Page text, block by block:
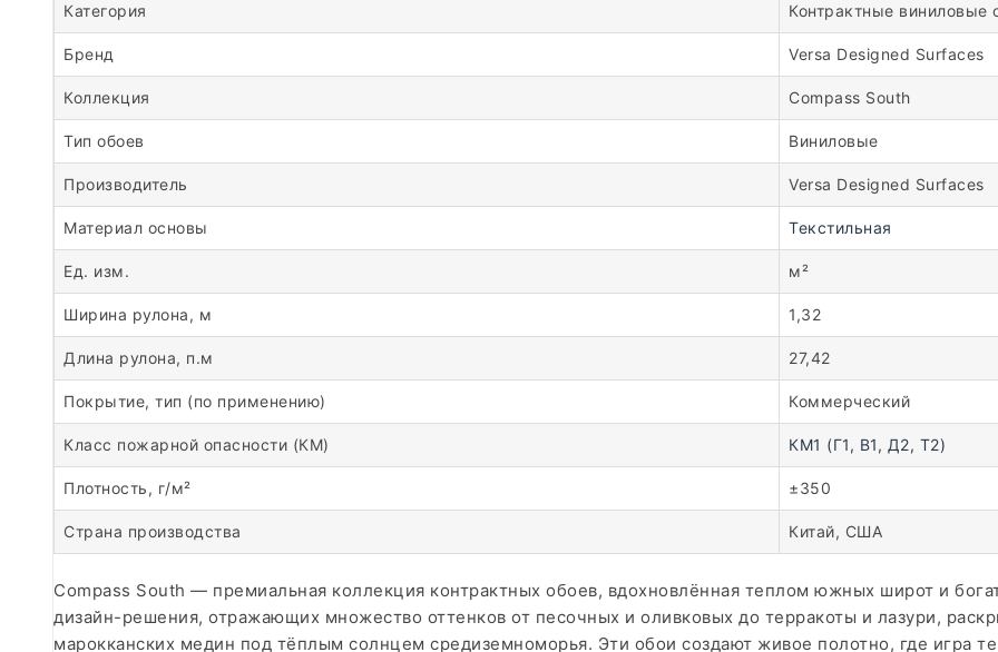
Категория Контрактные виниловые
Бренд Versa Designed Surfaces
Коллекция Compass South
Тип обоев Виниловые
Производитель Versa Designed Surfaces
Материал основы Текстильная
Ед. изм. м²
Ширина рулона, м 1,32
Длина рулона, п.м 27,42
Покрытие, тип (по применению) Коммерческий
Класс пожарной опасности (КМ) КМ1 (Г1, В1, Д2, Т2)
Плотность, г/м² ±350
Страна производства Китай, США
Compass South — премиальная коллекция контрактных обоев, вдохновлённая теплом южных широт и
дизайн-решения, отражающих множество оттенков от песочных и оливковых до терракоты и лазури,
марокканских медин под тёплым солнцем средиземноморья. Эти обои создают живое полотно, где игра